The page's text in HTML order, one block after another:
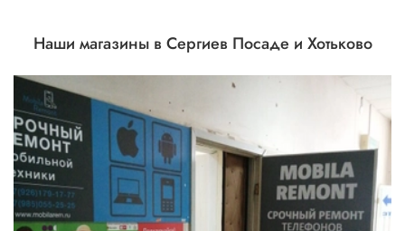
Наши магазины в Сергиев Посаде и Хотьково